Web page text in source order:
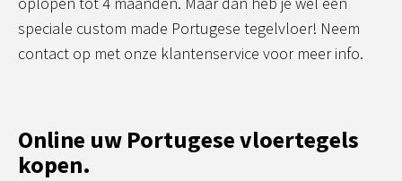
speciale custom made Portugese tegelvloer! Neem
contact op met onze klantenservice voor meer info.
Online uw Portugese vloertegels
kopen.